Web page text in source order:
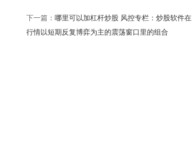
下一篇： 哪里可以加杠杆炒股 风控专栏：炒股软件在
行情以短期反复博弈为主的震荡窗口里的组合